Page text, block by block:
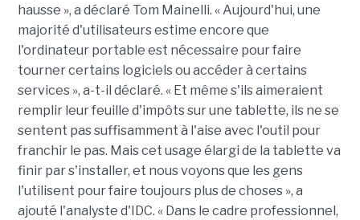
hausse », a déclaré Tom Mainelli. « Aujourd'hui, une
majorité d'utilisateurs estime encore que
l'ordinateur portable est nécessaire pour faire
tourner certains logiciels ou accéder à certains
services », a-t-il déclaré. « Et même s'ils aimeraient
remplir leur feuille d'impôts sur une tablette, ils ne se
sentent pas suffisamment à l'aise avec l'outil pour
franchir le pas. Mais cet usage élargi de la tablette va
finir par s'installer, et nous voyons que les gens
l'utilisent pour faire toujours plus de choses », a
ajouté l'analyste d'IDC. « Dans le cadre professionnel,